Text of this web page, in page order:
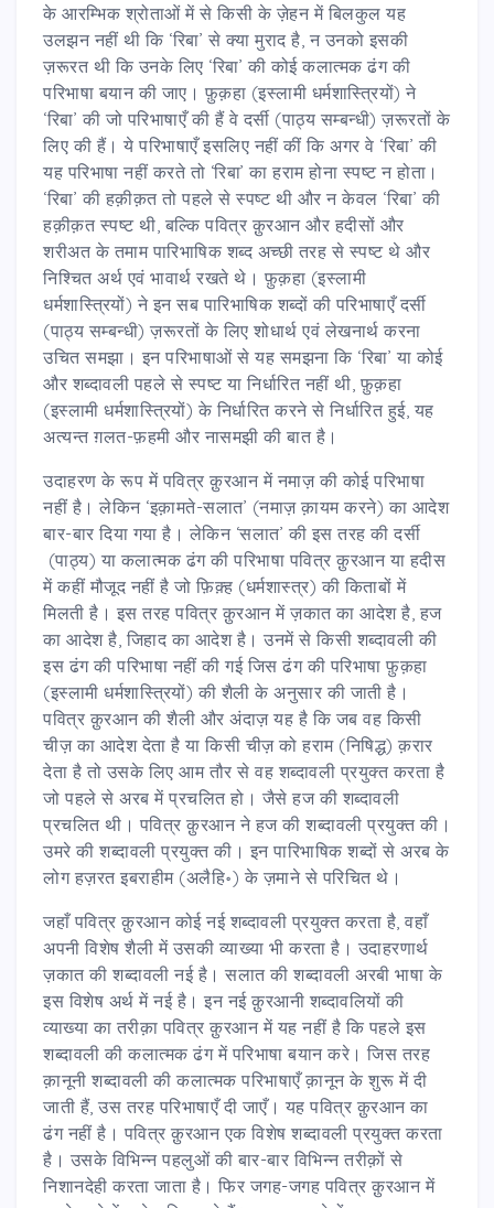
के आरम्भिक श्रोताओं में से किसी के ज़ेहन में बिलकुल यह
उलझन नहीं थी कि ‘रिबा’ से क्या मुराद है, न उनको इसकी
ज़रूरत थी कि उनके लिए ‘रिबा’ की कोई कलात्मक ढंग की
परिभाषा बयान की जाए। फ़ुक़हा (इस्लामी धर्मशास्त्रियों) ने
‘रिबा’ की जो परिभाषाएँ की हैं वे दर्सी (पाठ्य सम्बन्धी) ज़रूरतों के
लिए की हैं। ये परिभाषाएँ इसलिए नहीं कीं कि अगर वे ‘रिबा’ की
यह परिभाषा नहीं करते तो ‘रिबा’ का हराम होना स्पष्ट न होता।
‘रिबा’ की हक़ीक़त तो पहले से स्पष्ट थी और न केवल ‘रिबा’ की
हक़ीक़त स्पष्ट थी, बल्कि पवित्र क़ुरआन और हदीसों और
शरीअत के तमाम पारिभाषिक शब्द अच्छी तरह से स्पष्ट थे और
निश्चित अर्थ एवं भावार्थ रखते थे। फ़ुक़हा (इस्लामी
धर्मशास्त्रियों) ने इन सब पारिभाषिक शब्दों की परिभाषाएँ दर्सी
(पाठ्य सम्बन्धी) ज़रूरतों के लिए शोधार्थ एवं लेखनार्थ करना
उचित समझा। इन परिभाषाओं से यह समझना कि ‘रिबा’ या कोई
और शब्दावली पहले से स्पष्ट या निर्धारित नहीं थी, फ़ुक़हा
(इस्लामी धर्मशास्त्रियों) के निर्धारित करने से निर्धारित हुई, यह
अत्यन्त ग़लत-फ़हमी और नासमझी की बात है।
उदाहरण के रूप में पवित्र क़ुरआन में नमाज़ की कोई परिभाषा
नहीं है। लेकिन ‘इक़ामते-सलात’ (नमाज़ क़ायम करने) का आदेश
बार-बार दिया गया है। लेकिन ‘सलात’ की इस तरह की दर्सी
(पाठ्य) या कलात्मक ढंग की परिभाषा पवित्र क़ुरआन या हदीस
में कहीं मौजूद नहीं है जो फ़िक़्ह (धर्मशास्त्र) की किताबों में
मिलती है। इस तरह पवित्र क़ुरआन में ज़कात का आदेश है, हज
का आदेश है, जिहाद का आदेश है। उनमें से किसी शब्दावली की
इस ढंग की परिभाषा नहीं की गई जिस ढंग की परिभाषा फ़ुक़हा
(इस्लामी धर्मशास्त्रियों) की शैली के अनुसार की जाती है।
पवित्र क़ुरआन की शैली और अंदाज़ यह है कि जब वह किसी
चीज़ का आदेश देता है या किसी चीज़ को हराम (निषिद्ध) क़रार
देता है तो उसके लिए आम तौर से वह शब्दावली प्रयुक्त करता है
जो पहले से अरब में प्रचलित हो। जैसे हज की शब्दावली
प्रचलित थी। पवित्र क़ुरआन ने हज की शब्दावली प्रयुक्त की।
उमरे की शब्दावली प्रयुक्त की। इन पारिभाषिक शब्दों से अरब के
लोग हज़रत इबराहीम (अलैहि॰) के ज़माने से परिचित थे।
जहाँ पवित्र क़ुरआन कोई नई शब्दावली प्रयुक्त करता है, वहाँ
अपनी विशेष शैली में उसकी व्याख्या भी करता है। उदाहरणार्थ
ज़कात की शब्दावली नई है। सलात की शब्दावली अरबी भाषा के
इस विशेष अर्थ में नई है। इन नई क़ुरआनी शब्दावलियों की
व्याख्या का तरीक़ा पवित्र क़ुरआन में यह नहीं है कि पहले इस
शब्दावली की कलात्मक ढंग में परिभाषा बयान करे। जिस तरह
क़ानूनी शब्दावली की कलात्मक परिभाषाएँ क़ानून के शुरू में दी
जाती हैं, उस तरह परिभाषाएँ दी जाएँ। यह पवित्र क़ुरआन का
ढंग नहीं है। पवित्र क़ुरआन एक विशेष शब्दावली प्रयुक्त करता
है। उसके विभिन्न पहलुओं की बार-बार विभिन्न तरीक़ों से
निशानदेही करता जाता है। फिर जगह-जगह पवित्र क़ुरआन में